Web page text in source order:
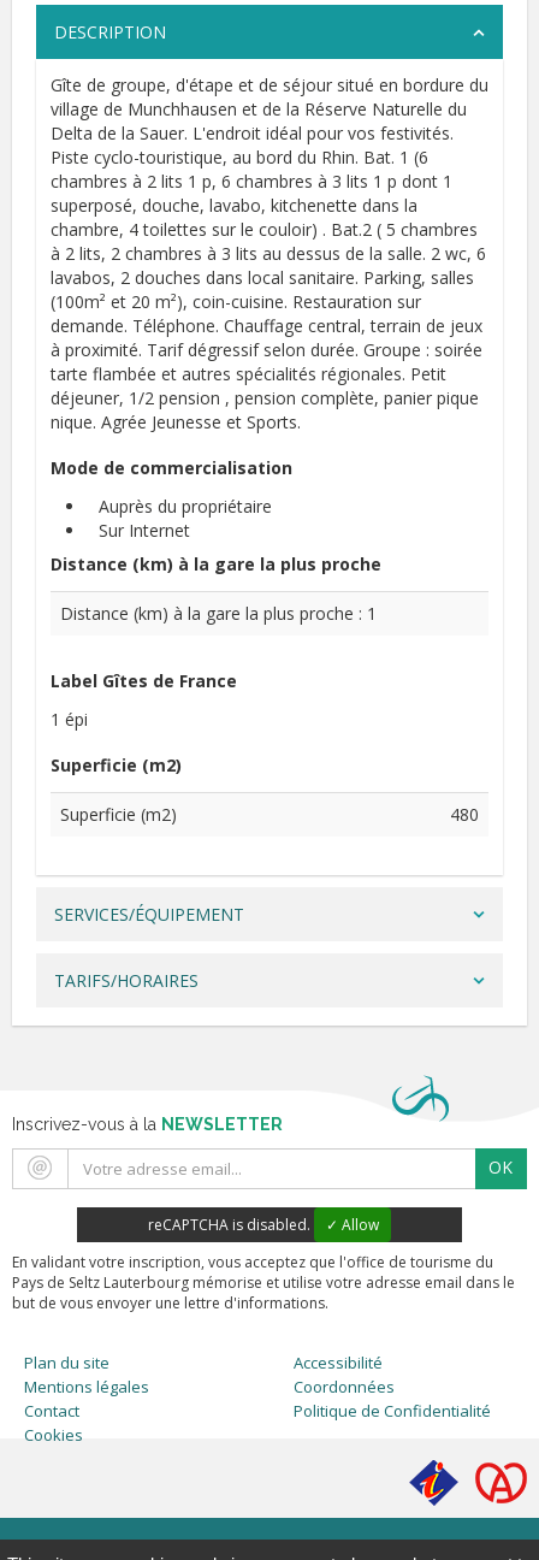
DESCRIPTION
Gîte de groupe, d'étape et de séjour situé en bordure du
village de Munchhausen et de la Réserve Naturelle du
Delta de la Sauer. L'endroit idéal pour vos festivités.
Piste cyclo-touristique, au bord du Rhin. Bat. 1 (6
chambres à 2 lits 1 p, 6 chambres à 3 lits 1 p dont 1
superposé, douche, lavabo, kitchenette dans la
chambre, 4 toilettes sur le couloir) . Bat.2 ( 5 chambres
à 2 lits, 2 chambres à 3 lits au dessus de la salle. 2 wc, 6
lavabos, 2 douches dans local sanitaire. Parking, salles
(100m² et 20 m²), coin-cuisine. Restauration sur
demande. Téléphone. Chauffage central, terrain de jeux
à proximité. Tarif dégressif selon durée. Groupe : soirée
tarte flambée et autres spécialités régionales. Petit
déjeuner, 1/2 pension , pension complète, panier pique
nique. Agrée Jeunesse et Sports.
Mode de commercialisation
Auprès du propriétaire
Sur Internet
Distance (km) à la gare la plus proche
Distance (km) à la gare la plus proche : 1
Label Gîtes de France
1 épi
Superficie (m2)
Superficie (m2) 480
SERVICES/ÉQUIPEMENT
TARIFS/HORAIRES
Inscrivez-vous à la NEWSLETTER
OK
reCAPTCHA is disabled.
✓ Allow
En validant votre inscription, vous acceptez que l'office de tourisme du
Pays de Seltz Lauterbourg mémorise et utilise votre adresse email dans le
but de vous envoyer une lettre d'informations.
Plan du site
Accessibilité
Mentions légales
Coordonnées
Contact
Politique de Confidentialité
Cookies